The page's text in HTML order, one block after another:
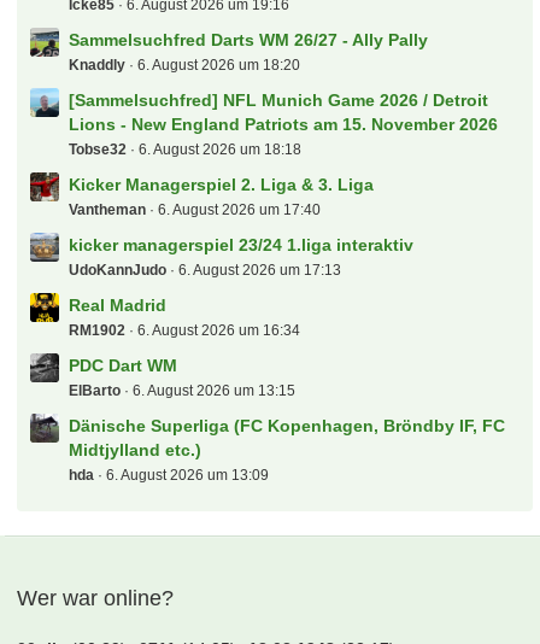
Icke85 6. August 2026 um 19:16
Sammelsuchfred Darts WM 26/27 - Ally Pally
Knaddly 6. August 2026 um 18:20
[Sammelsuchfred] NFL Munich Game 2026 / Detroit
Lions - New England Patriots am 15. November 2026
Tobse32 6. August 2026 um 18:18
Kicker Managerspiel 2. Liga & 3. Liga
Vantheman 6. August 2026 um 17:40
kicker managerspiel 23/24 1.liga interaktiv
UdoKannJudo 6. August 2026 um 17:13
Real Madrid
RM1902 6. August 2026 um 16:34
PDC Dart WM
ElBarto 6. August 2026 um 13:15
Dänische Superliga (FC Kopenhagen, Bröndby IF, FC
Midtjylland etc.)
hda 6. August 2026 um 13:09
Wer war online?